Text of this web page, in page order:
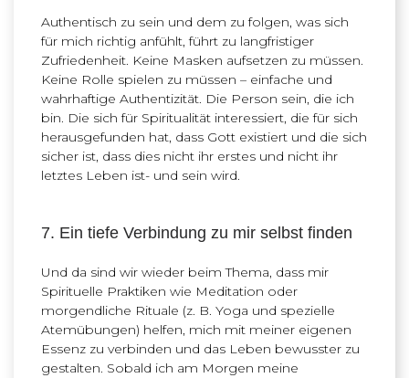
Authentisch zu sein und dem zu folgen, was sich
für mich richtig anfühlt, führt zu langfristiger
Zufriedenheit. Keine Masken aufsetzen zu müssen.
Keine Rolle spielen zu müssen – einfache und
wahrhaftige Authentizität. Die Person sein, die ich
bin. Die sich für Spiritualität interessiert, die für sich
herausgefunden hat, dass Gott existiert und die sich
sicher ist, dass dies nicht ihr erstes und nicht ihr
letztes Leben ist- und sein wird.
7. Ein tiefe Verbindung zu mir selbst finden
Und da sind wir wieder beim Thema, dass mir
Spirituelle Praktiken wie Meditation oder
morgendliche Rituale (z. B. Yoga und spezielle
Atemübungen) helfen, mich mit meiner eigenen
Essenz zu verbinden und das Leben bewusster zu
gestalten. Sobald ich am Morgen meine